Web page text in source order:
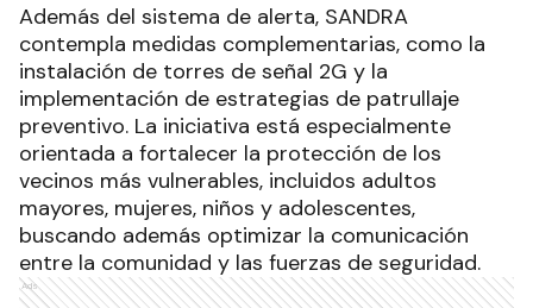
Además del sistema de alerta, SANDRA
contempla medidas complementarias, como la
instalación de torres de señal 2G y la
implementación de estrategias de patrullaje
preventivo. La iniciativa está especialmente
orientada a fortalecer la protección de los
vecinos más vulnerables, incluidos adultos
mayores, mujeres, niños y adolescentes,
buscando además optimizar la comunicación
entre la comunidad y las fuerzas de seguridad.
Ads